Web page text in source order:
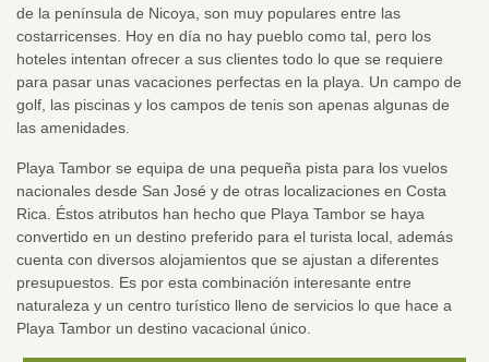
de la península de Nicoya, son muy populares entre las
costarricenses. Hoy en día no hay pueblo como tal, pero los
hoteles intentan ofrecer a sus clientes todo lo que se requiere
para pasar unas vacaciones perfectas en la playa. Un campo de
golf, las piscinas y los campos de tenis son apenas algunas de
las amenidades.
Playa Tambor se equipa de una pequeña pista para los vuelos
nacionales desde San José y de otras localizaciones en Costa
Rica. Éstos atributos han hecho que Playa Tambor se haya
convertido en un destino preferido para el turista local, además
cuenta con diversos alojamientos que se ajustan a diferentes
presupuestos. Es por esta combinación interesante entre
naturaleza y un centro turístico lleno de servicios lo que hace a
Playa Tambor un destino vacacional único.